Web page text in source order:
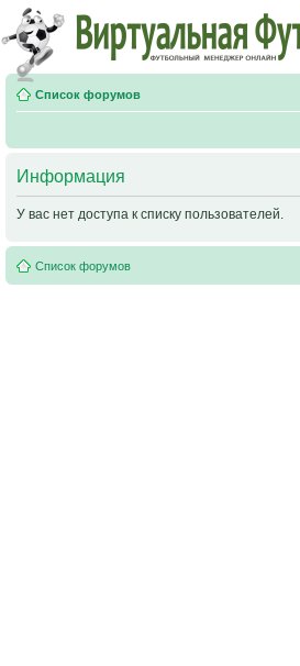
Список форумов
Информация
У вас нет доступа к списку пользователей.
Список форумов